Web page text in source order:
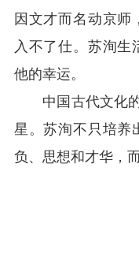
因文才而名动京师
入不了仕。苏洵生
他的幸运。
中国古代文化的
星。苏洵不只培养
负、思想和才华，